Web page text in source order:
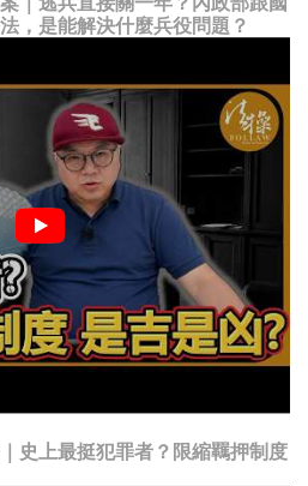
，是能解決什麼兵役問題？
史上最挺犯罪者？限縮羈押制度